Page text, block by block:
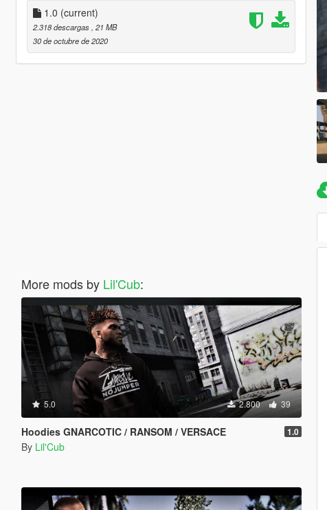
1.0 (current)
2.318 descargas , 21 MB
30 de octubre de 2020
More mods by Lil'Cub:
5.0 2.800 39
Hoodies GNARCOTIC / RANSOM / VERSACE 1.0
By Lil'Cub